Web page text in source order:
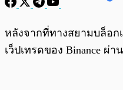
พร้อมเล่น
หลังจากที่ทางสยามบล็อก
เว็ปเทรดของ Binance ผ่